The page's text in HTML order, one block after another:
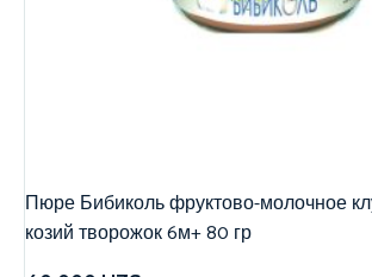
Пюре Бибиколь фруктово-молочное
козий творожок 6м+ 80 гр